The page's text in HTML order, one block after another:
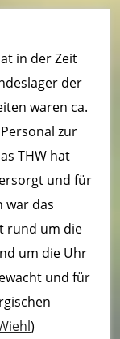
in der Zeit
der
waren ca.
zur
THW hat
und für
war das
rund um die
um die Uhr
und für
)